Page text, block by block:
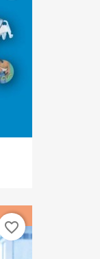
favorite_border